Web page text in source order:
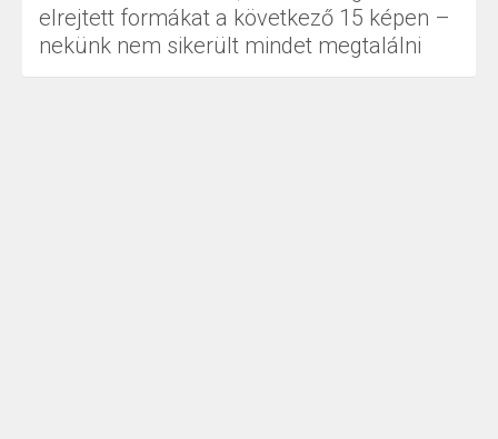
elrejtett formákat a következő 15 képen –
nekünk nem sikerült mindet megtalálni